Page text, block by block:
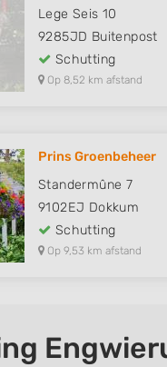
Lege Seis 10
9285JD Buitenpost
Schutting
Op 8,52 km afstand
Prins Groenbeheer
Standermûne 7
9102EJ Dokkum
Schutting
Op 9,53 km afstand